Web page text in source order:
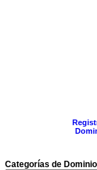
Categorías de